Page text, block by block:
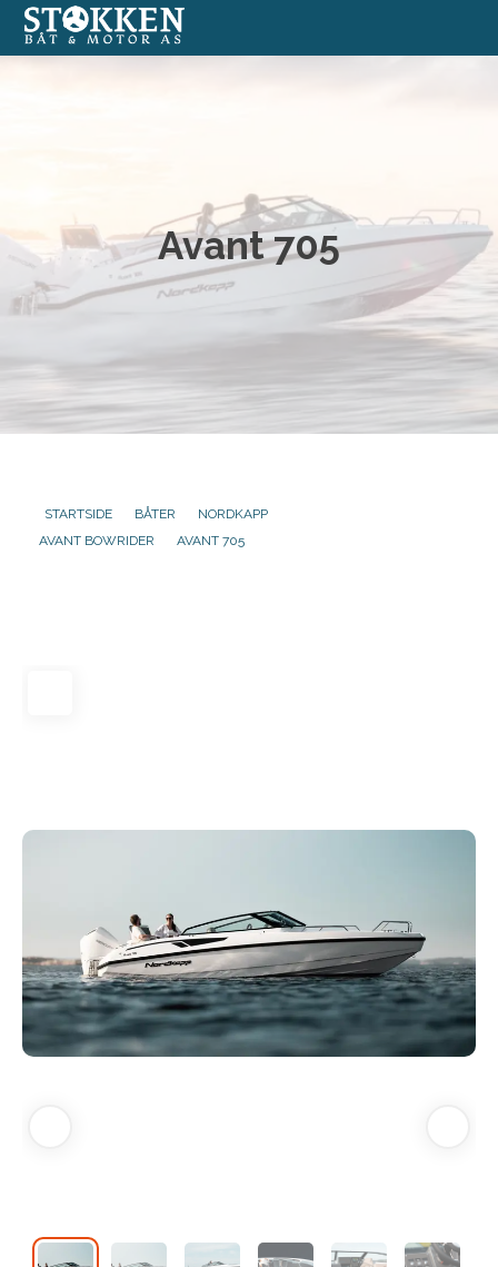
Båtmotorer
Båtverksted
Båtopplag
Formidlingssalg
Avant 705
STARTSIDE BÅTER
NORDKAPP
AVANT BOWRIDER
AVANT 705